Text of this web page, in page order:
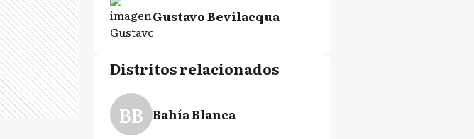
Gustavo Bevilacqua
Distritos relacionados
BB Bahía Blanca